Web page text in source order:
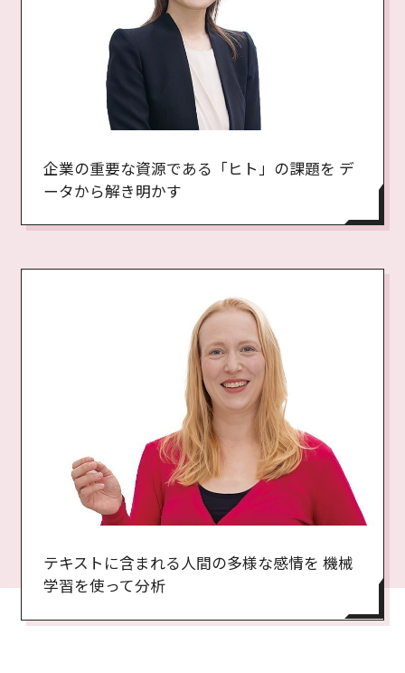
企業の重要な資源である「ヒト」の課題を デ
ータから解き明かす
テキストに含まれる人間の多様な感情を 機械
学習を使って分析